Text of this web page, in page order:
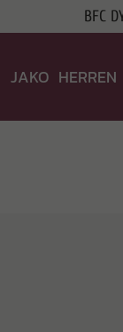
BFC
JAKO HERREN